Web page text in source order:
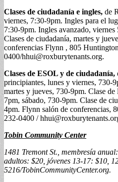
Clases de ciudadanía e ingles, de
viernes, 7:30-9pm. Ingles para el
7:30-9pm. Ingles avanzado,
Clases de ciudadanía, martes y
conferencias Flynn , 805
0400/hhui@roxburytenants.org.
Clases de ESOL y de ciudadanía,
principiantes, lunes y viernes, 730-
martes y jueves, 730-9pm. Clase
7pm, sábado, 730-9pm. Clase de
4pm. Flynn salón de conferencias,
232-0400 /
Tobin Community Center
1481 Tremont St., membresía
adultos: $20, jóvenes 13-17: $10,
5216/TobinCommunityCenter.org.